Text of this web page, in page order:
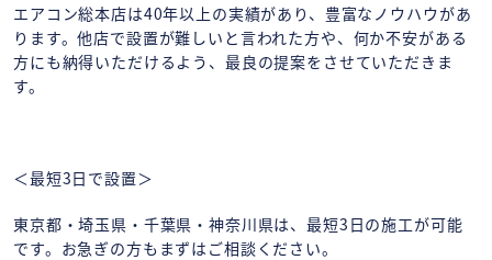
エアコン総本店は40年以上の実績があり、豊富なノウハウがあ
ります。他店で設置が難しいと言われた方や、何か不安がある
方にも納得いただけるよう、最良の提案をさせていただきま
す。
＜最短3日で設置＞
東京都・埼玉県・千葉県・神奈川県は、最短3日の施工が可能
です。お急ぎの方もまずはご相談ください。